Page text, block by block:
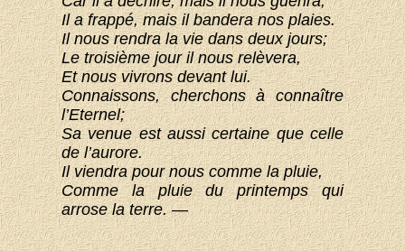
Il a frappé, mais il bandera nos plaies.
Il nous rendra la vie dans deux jours;
Le troisième jour il nous relèvera,
Et nous vivrons devant lui.
Connaissons, cherchons à connaître
l’Eternel;
Sa venue est aussi certaine que celle
de l’aurore.
Il viendra pour nous comme la pluie,
Comme la pluie du printemps qui
arrose la terre. —